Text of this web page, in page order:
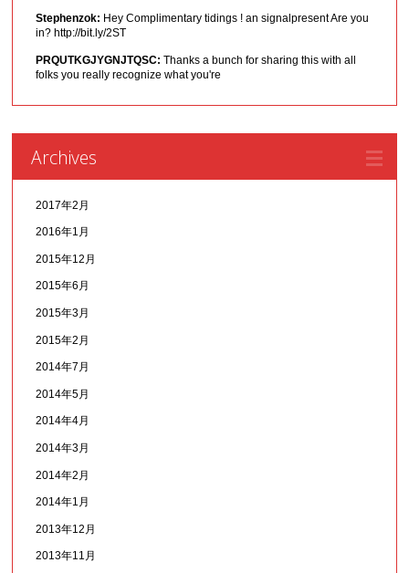
Stephenzok: Hey Complimentary tidings ! an signalpresent Are you
in? http://bit.ly/2ST
PRQUTKGJYGNJTQSC: Thanks a bunch for sharing this with all
folks you really recognize what you're
Archives
2017年2月
2016年1月
2015年12月
2015年6月
2015年3月
2015年2月
2014年7月
2014年5月
2014年4月
2014年3月
2014年2月
2014年1月
2013年12月
2013年11月